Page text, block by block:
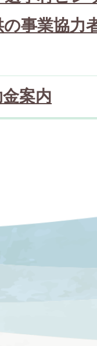
事業協力
案内